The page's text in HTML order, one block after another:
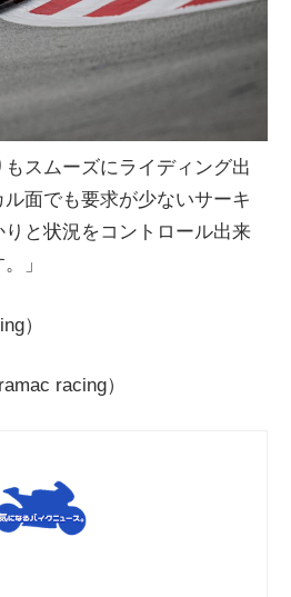
もスムーズにライディング出
面でも要求が少ないサーキ
と状況をコントロール出来
」
）
racing）